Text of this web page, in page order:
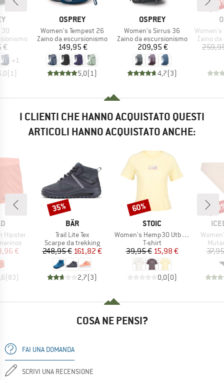
€
+1
(1 )
MARCHIO
OSPREY
Articolo
Women's Tempest 26
Gruppo di prodotti
Zaino da escursionismo
Prezzo
149,95 €
5,0(1 )
MARCHIO
OSPREY
Articolo
Women's Sirrus 36
Gruppo di prodotti
Zaino da escursionismo
Prezzo
209,95 €
4,7(3)
Articolo
Women's
Gruppo
Zaino
I CLIENTI CHE HANNO ACQUISTATO QUESTI
ARTICOLI HANNO ACQUISTATO ANCHE:
Hipster
ridotto
€
(83)
MARCHIO
BÄR
Articolo
Trail Lite Tex
Gruppo di prodotti
Scarpe da trekking
Prezzo
248,95 €Prezzo ridotto
161,82 €
2,7(3)
Sconto
35%
MARCHIO
STOIC
Articolo
Women's Hemp30 UtbySt. Crop Tee
Gruppo di prodotti
T-shirt
Prezzo
39,95 €Prezzo ridotto
15,98 €
0,0(0)
Sconto
60%
Articolo
COSA NE PENSI?
FAI UNA DOMANDA
SCRIVI UNA RECENSIONE